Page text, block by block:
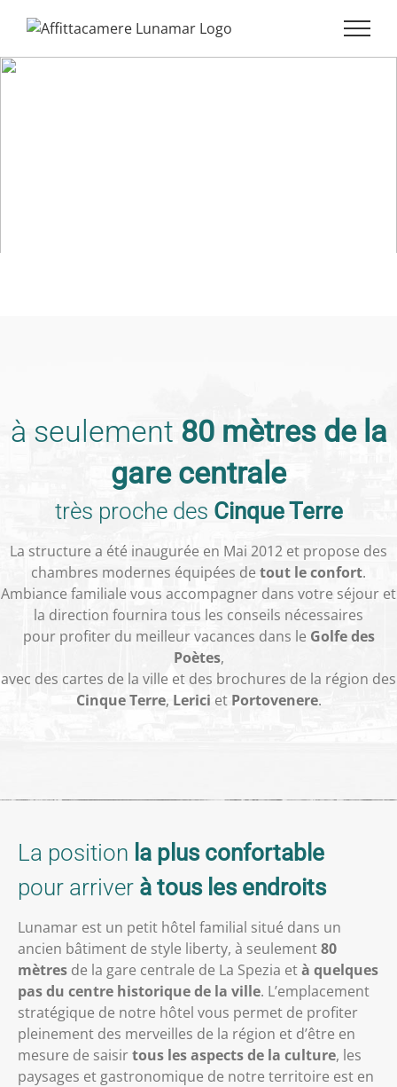
à seulement 80 mètres de la
gare centrale
très proche des Cinque Terre
La structure a été inaugurée en Mai 2012 et propose des
chambres modernes équipées detout le confort.
Ambiance familiale vous accompagner dans votre séjour et
la direction fournira tous les conseils nécessaires
pour profiter du meilleur vacances dans le Golfe des
Poètes,
avec des cartes de la ville et des brochures de la région des
Cinque Terre, Lerici et Portovenere.
La position la plus confortable
pour arriver à tous les endroits
Lunamar est un petit hôtel familial situé dans un
ancien bâtiment de style liberty, à seulement80
mètres de la gare centrale de La Spezia età quelques
pas du centre historique de la ville. L’emplacement
stratégique de notre hôtel vous permet de profiter
pleinement des merveilles de la région et d’être en
mesure de saisirtous les aspects de la culture, les
paysages et gastronomique de notre territoire est en